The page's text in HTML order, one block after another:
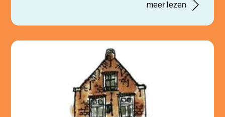
meer lezen